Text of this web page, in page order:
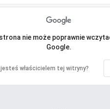
nie może poprawnie
Google.
jesteś właścicielem tej witryny?